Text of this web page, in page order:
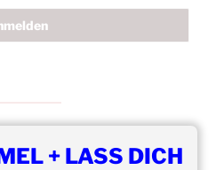
+ LASS DICH